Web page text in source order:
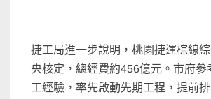
捷工局進一步說明，桃園捷運棕線
央核定，總經費約456億元。市府參
工經驗，率先啟動先期工程，提前